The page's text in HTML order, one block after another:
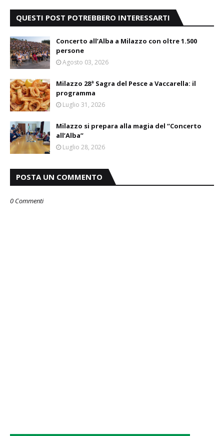
QUESTI POST POTREBBERO INTERESSARTI
Concerto all’Alba a Milazzo con oltre 1.500
persone
Agosto 03, 2026
Milazzo 28ª Sagra del Pesce a Vaccarella: il
programma
Luglio 31, 2026
Milazzo si prepara alla magia del “Concerto
all’Alba”
Luglio 28, 2026
POSTA UN COMMENTO
0 Commenti